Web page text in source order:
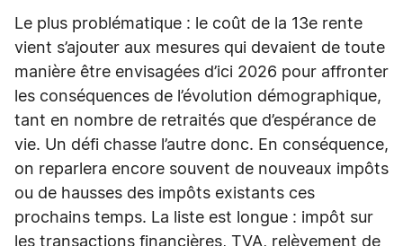
Le plus problématique : le coût de la 13e rente
vient s’ajouter aux mesures qui devaient de toute
manière être envisagées d’ici 2026 pour affronter
les conséquences de l’évolution démographique,
tant en nombre de retraités que d’espérance de
vie. Un défi chasse l’autre donc. En conséquence,
on reparlera encore souvent de nouveaux impôts
ou de hausses des impôts existants ces
prochains temps. La liste est longue : impôt sur
les transactions financières, TVA, relèvement de